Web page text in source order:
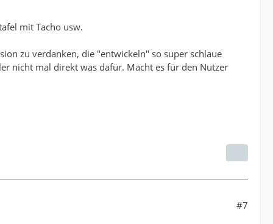
mit Tacho usw.
zu verdanken, die "entwickeln" so super schlaue
nicht mal direkt was dafür. Macht es für den Nutzer
#7